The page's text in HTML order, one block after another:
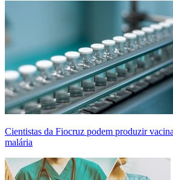
Cientistas da Fiocruz podem produzir
malária